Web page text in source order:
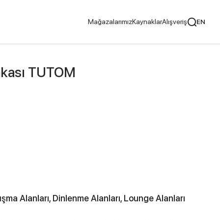
MağazalarımızKaynaklarAlışveriş EN
TUTOM
Alanları, Dinlenme Alanları, Lounge Alanları